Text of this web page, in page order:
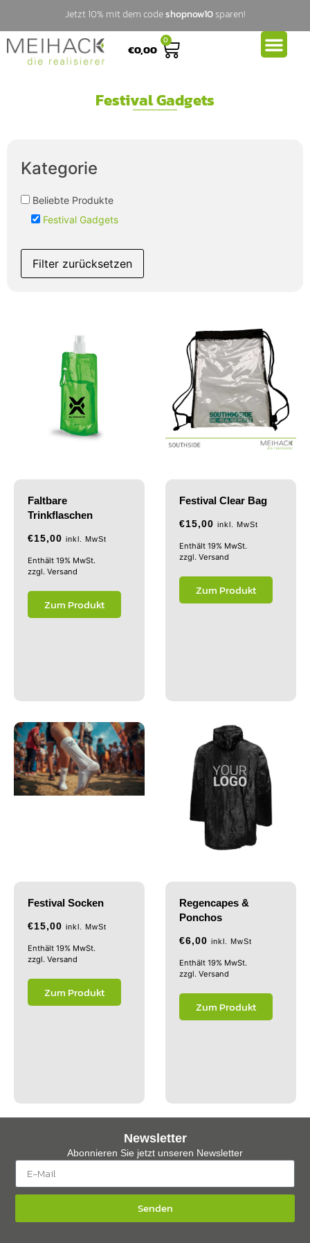
Jetzt 10% mit dem codeshopnow10sparen!
€0,00
0
Festival Gadgets
Kategorie
Beliebte Produkte
Festival Gadgets
Filter zurücksetzen
Faltbare
Trinkflaschen
€15,00 inkl. MwSt
Enthält 19% MwSt.
zzgl. Versand
Zum Produkt
Festival Clear Bag
€15,00 inkl. MwSt
Enthält 19% MwSt.
zzgl. Versand
Zum Produkt
Festival Socken
€15,00 inkl. MwSt
Enthält 19% MwSt.
zzgl. Versand
Zum Produkt
Regencapes &
Ponchos
€6,00 inkl. MwSt
Enthält 19% MwSt.
zzgl. Versand
Zum Produkt
Newsletter
Abonnieren Sie jetzt unseren Newsletter
Senden